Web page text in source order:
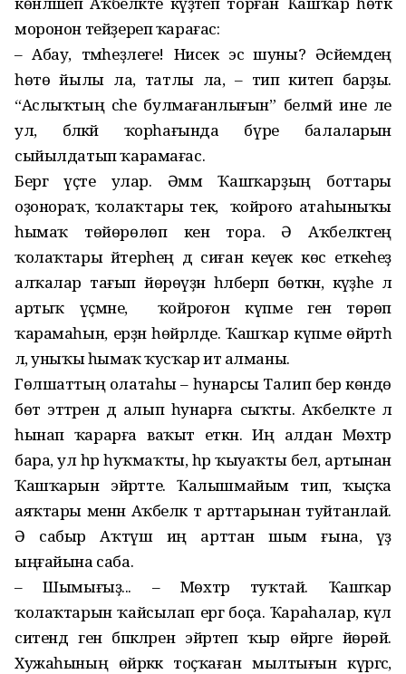
моронон тейҙереп ҡарағас:
– Абау, тәмһеҙлеге! Нисек эсә шуны? Әсәйемдең
һөтө йылы ла, татлы ла, – тип китеп барҙы.
“Аслыҡтың әсәһе булмағанлығын” белмәй ине әле
ул, бәләкәй ҡорһағында бүре балаларын
сыйылдатып ҡарамағас.
Бергә үҫте улар. Әммә Ҡашҡарҙың боттары
оҙонораҡ, ҡолаҡтары текә, ә ҡойроғо атаһыныҡы
һымаҡ төйөрөлөп кенә тора. Ә Аҡбеләктең
ҡолаҡтары әйтерһең дә сиған кеүек көс еткеһеҙ
алҡалар тағып йөрөүҙән һәлберәп бөткән, кәүҙәһе лә
артыҡ үҫмәне, ә ҡойроғон күпме генә төрөп
ҡарамаһын, ерҙән һөйрәлде. Ҡашҡар күпме өйрәтһә
лә, уныҡы һымаҡ ҡусҡар итә алманы.
Гөлшаттың олатаһы – һунарсы Талип бер көндө
бөтә эттәрен дә алып һунарға сыҡты. Аҡбеләкте лә
һынап ҡарарға ваҡыт еткән. Иң алдан Мөхтәр
бара, ул һәр һуҡмаҡты, һәр ҡыуаҡты белә, артынан
Ҡашҡарын эйәртте. Ҡалышмайым тип, ҡыҫҡа
аяҡтары менән Аҡбеләк тә арттарынан туйтанлай.
Ә сабыр Аҡтүш иң арттан шым ғына, үҙ
ыңғайына саба.
– Шымығыҙ... – Мөхтәр туҡтай. Ҡашҡар
ҡолаҡтарын ҡайсылап ергә боҫа. Ҡараһалар, күл
ситендә генә бәпкәләрен эйәртеп ҡыр өйрәге йөрөй.
Хужаһының өйрәккә тоҫҡаған мылтығын күргәс,